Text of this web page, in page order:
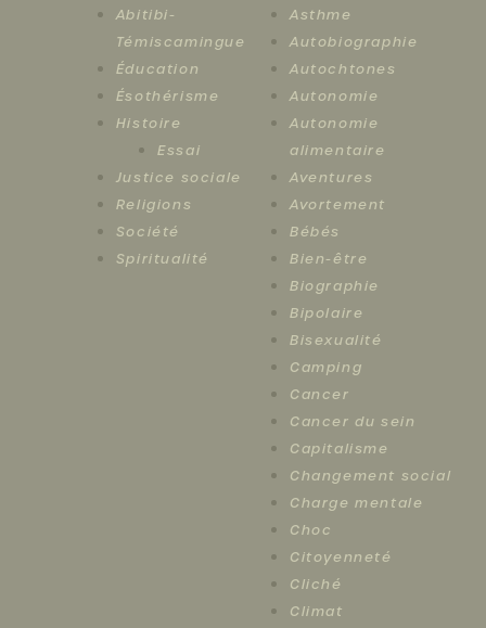
Abitibi-
Témiscamingue
Éducation
Ésothérisme
Histoire
Essai
Justice sociale
Religions
Société
Spiritualité
Asthme
Autobiographie
Autochtones
Autonomie
Autonomie
alimentaire
Aventures
Avortement
Bébés
Bien-être
Biographie
Bipolaire
Bisexualité
Camping
Cancer
Cancer du sein
Capitalisme
Changement social
Charge mentale
Choc
Citoyenneté
Cliché
Climat